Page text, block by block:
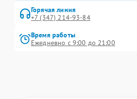
Горячая линия
+7 (347) 214-93-84
Время работы
Ежедневно с 9:00 до 21:00